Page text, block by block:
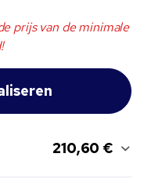
prijs van de minimale
210,60 €